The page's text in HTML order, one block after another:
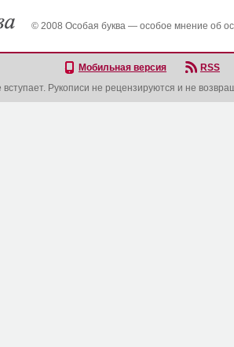
© 2008 Особая буква — особое мнение об
Мобильная версия
RSS
вступает. Рукописи не рецензируются и не